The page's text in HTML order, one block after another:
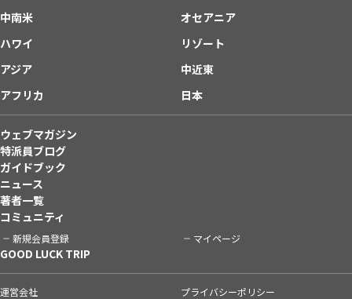
中南米
オセアニア
ハワイ
リゾート
アジア
中近東
アフリカ
日本
ウェブマガジン
特派員ブログ
ガイドブック
ニュース
著者一覧
コミュニティ
新規会員登録 マイページ
GOOD LUCK TRIP
運営会社
プライバシーポリシー